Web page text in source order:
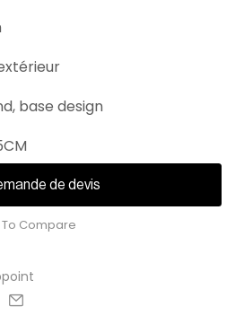
base design
de devis
Compare